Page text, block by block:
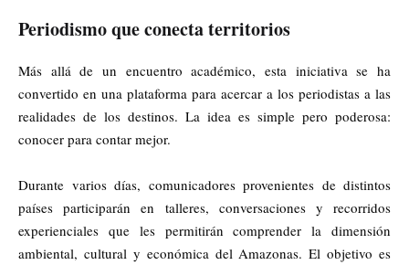
Periodismo que conecta territorios
Más allá de un encuentro académico, esta iniciativa se ha
convertido en una plataforma para acercar a los periodistas a las
realidades de los destinos. La idea es simple pero poderosa:
conocer para contar mejor.
Durante varios días, comunicadores provenientes de distintos
países participarán en talleres, conversaciones y recorridos
experienciales que les permitirán comprender la dimensión
ambiental, cultural y económica del Amazonas. El objetivo es